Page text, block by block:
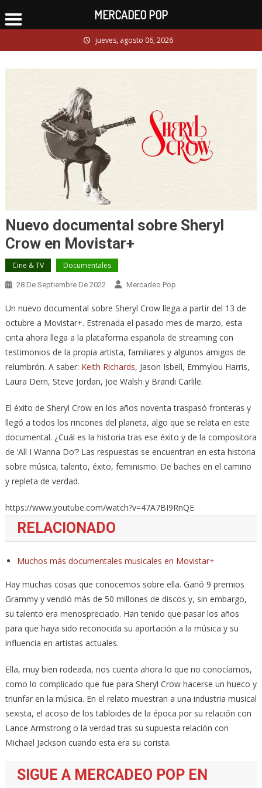
to
jueves, agosto 06, 2026
Nuevo documental sobre Sheryl
Crow en Movistar+
Cine & TV Documentales
28 De Septiembre De 2022 Mercadeo Pop
Un nuevo documental sobre Sheryl Crow llega a partir del 13 de
octubre a Movistar+. Estrenada el pasado mes de marzo, esta
cinta ahora llega a la plataforma española de streaming con
testimonios de la propia artista, familiares y algunos amigos de
relumbrón. A saber: Keith Richards, Jason Isbell, Emmylou Harris,
Laura Dern, Steve Jordan, Joe Walsh y Brandi Carlile.
El éxito de Sheryl Crow en los años noventa traspasó fronteras y
llegó a todos los rincones del planeta, algo que se relata en este
documental. ¿Cuál es la historia tras ese éxito y de la compositora
de ‘All I Wanna Do’? Las respuestas se encuentran en esta historia
sobre música, talento, éxito, feminismo. De baches en el camino
y repleta de verdad.
https://www.youtube.com/watch?v=47A7BI9RnQE
RELACIONADO
Muchos más documentales musicales en Movistar+
Hay muchas cosas que conocemos sobre ella. Ganó 9 premios
Grammy y vendió más de 50 millones de discos y, sin embargo,
su talento era menospreciado. Han tenido que pasar los años
para que haya sido reconocida su aportación a la música y su
influencia en artistas actuales.
Ella, muy bien rodeada, nos cuenta ahora lo que no conocíamos,
como lo complicado que fue para Sheryl Crow hacerse un hueco y
triunfar en la música. En el relato muestran a una industria musical
sexista, el acoso de los tabloides de la época por su relación con
Lance Armstrong o la verdad tras su supuesta relación con
Michael Jackson cuando esta era su corista.
SIGUE A MERCADEO POP EN
MERCADEO POP